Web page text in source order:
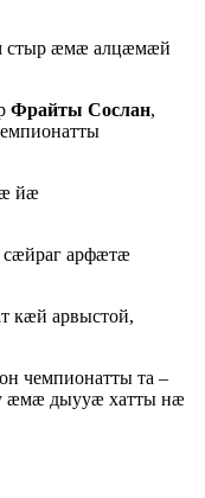
стыр æмæ алцæмæй
Фрайты Сослан,
йæ
арфæтæ
кæй арвыстой,
чемпионатты та –
æмæ дыууæ хатты нæ